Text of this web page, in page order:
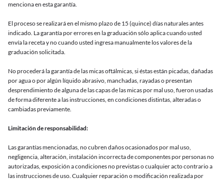
menciona en esta garantía.
El proceso se realizará en el mismo plazo de 15 (quince) días naturales antes
indicado. La garantía por errores en la graduación sólo aplica cuando usted
envía la receta y no cuando usted ingresa manualmente los valores de la
graduación solicitada.
No procederá la garantía de las micas oftálmicas, si éstas están picadas, dañadas
por agua o por algún líquido abrasivo, manchadas, rayadas o presentan
desprendimiento de alguna de las capas de las micas por mal uso, fueron usadas
de forma diferente a las instrucciones, en condiciones distintas, alteradas o
cambiadas previamente.
Limitación de responsabilidad:
Las garantías mencionadas, no cubren daños ocasionados por mal uso,
negligencia, alteración, instalación incorrecta de componentes por personas no
autorizadas, exposición a condiciones no previstas o cualquier acto contrario a
las instrucciones de uso. Cualquier reparación o modificación realizada por